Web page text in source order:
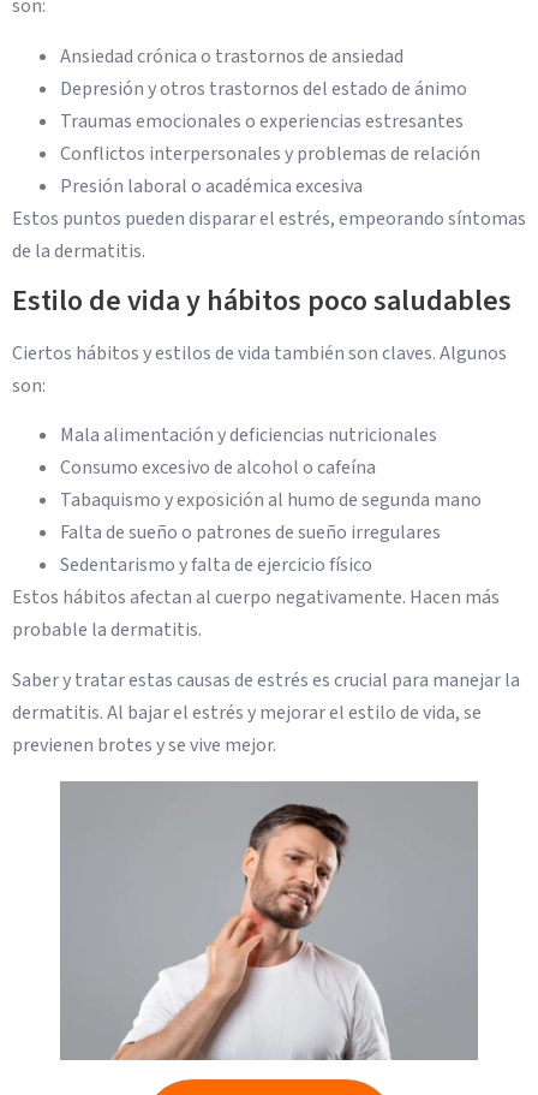
son:
Ansiedad crónica o trastornos de ansiedad
Depresión y otros trastornos del estado de ánimo
Traumas emocionales o experiencias estresantes
Conflictos interpersonales y problemas de relación
Presión laboral o académica excesiva
Estos puntos pueden disparar el estrés, empeorando síntomas
de la dermatitis.
Estilo de vida y hábitos poco saludables
Ciertos hábitos y estilos de vida también son claves. Algunos
son:
Mala alimentación y deficiencias nutricionales
Consumo excesivo de alcohol o cafeína
Tabaquismo y exposición al humo de segunda mano
Falta de sueño o patrones de sueño irregulares
Sedentarismo y falta de ejercicio físico
Estos hábitos afectan al cuerpo negativamente. Hacen más
probable la dermatitis.
Saber y tratar estas causas de estrés es crucial para manejar la
dermatitis. Al bajar el estrés y mejorar el estilo de vida, se
previenen brotes y se vive mejor.